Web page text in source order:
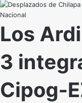
Nacional
Los
3
Cipog-